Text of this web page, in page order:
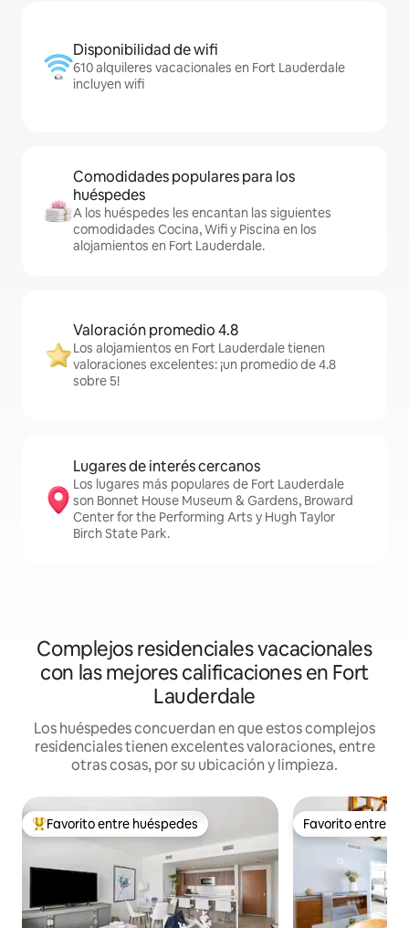
Disponibilidad de wifi
610 alquileres vacacionales en Fort Lauderdale
incluyen wifi
Comodidades populares para los
huéspedes
A los huéspedes les encantan las siguientes
comodidades Cocina, Wifi y Piscina en los
alojamientos en Fort Lauderdale.
Valoración promedio 4.8
Los alojamientos en Fort Lauderdale tienen
valoraciones excelentes: ¡un promedio de 4.8
sobre 5!
Lugares de interés cercanos
Los lugares más populares de Fort Lauderdale
son Bonnet House Museum & Gardens, Broward
Center for the Performing Arts y Hugh Taylor
Birch State Park.
Complejos residenciales vacacionales
con las mejores calificaciones en Fort
Lauderdale
Los huéspedes concuerdan en que estos complejos
residenciales tienen excelentes valoraciones, entre
otras cosas, por su ubicación y limpieza.
Favorito entre huéspedes preferido
Favorito entre huéspedes Favorito entre
Favorito entre